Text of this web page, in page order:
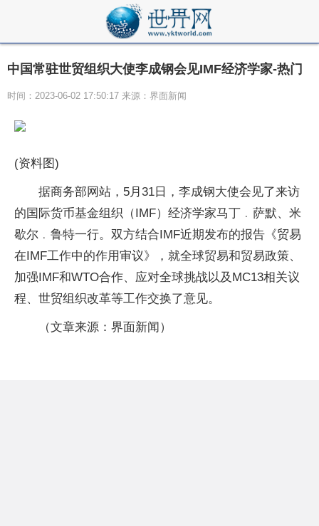
中国常驻世贸组织大使李成钢会见IMF经济学家-热门
时间：2023-06-02 17:50:17 来源：界面新闻
(资料图)
据商务部网站，5月31日，李成钢大使会见了来访
的国际货币基金组织（IMF）经济学家马丁﹒萨默、米
歇尔﹒鲁特一行。双方结合IMF近期发布的报告《贸易
在IMF工作中的作用审议》，就全球贸易和贸易政策、
加强IMF和WTO合作、应对全球挑战以及MC13相关议
程、世贸组织改革等工作交换了意见。
（文章来源：界面新闻）